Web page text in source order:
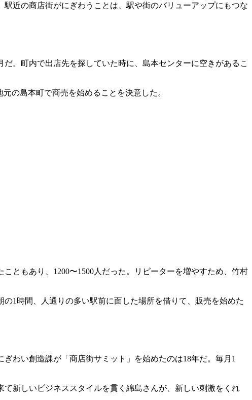
近の商店街がにぎわうことは、駅や街のバリューアップにもつな
。町内で出店先を探していた時に、島本センターに空きがあるこ
の島本町で商売を始めることを決意した。
ともあり、1200〜1500人だった。リピーターを増やすため、竹村
1時間、人通りの多い駅前に面した場所を借りて、販売を始めた
わい創造課が「商店街サミット」を始めたのは18年だ。毎月1
新しいビジネススタイルを貫く綿島さんが、新しい刺激をくれ